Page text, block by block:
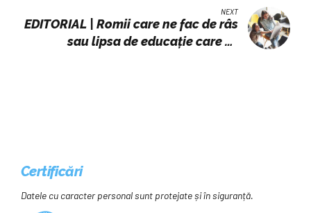
NEXT
EDITORIAL | Romii care ne fac de râs
sau lipsa de educație care se
Certificări
Datele cu caracter personal sunt protejate și în siguranță.